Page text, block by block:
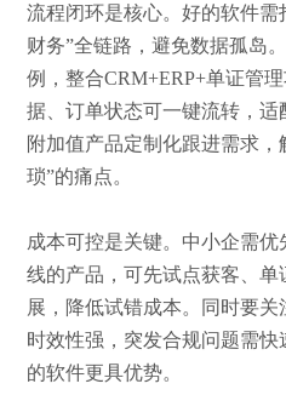
流程闭环是核心。好的软件需
财务”全链路，避免数据孤岛
例，整合CRM+ERP+单证管
据、订单状态可一键流转，
附加值产品定制化跟进需求，
琐”的痛点。
成本可控是关键。中小企需
线的产品，可先试点获客、
展，降低试错成本。同时要
时效性强，突发合规问题需
的软件更具优势。